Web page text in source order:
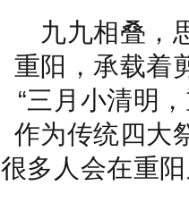
九九相叠，
重阳，承载着
“三月小清明
作为传统四大
很多人会在重